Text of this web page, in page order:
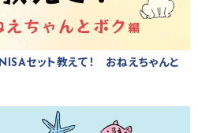
セット教えて！ おねえちゃんと